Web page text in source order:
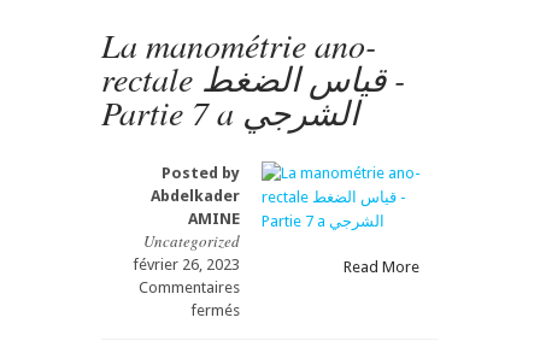
قياس
الضغط
Partie
b
La manométrie ano-
rectale قياس الضغط -
Partie 7 a الشرجي
Posted by
Abdelkader
AMINE
Uncategorized
février 26, 2023
Commentaires
ferméssur
Read More